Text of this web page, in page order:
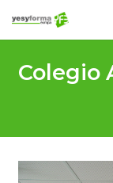
Colegio